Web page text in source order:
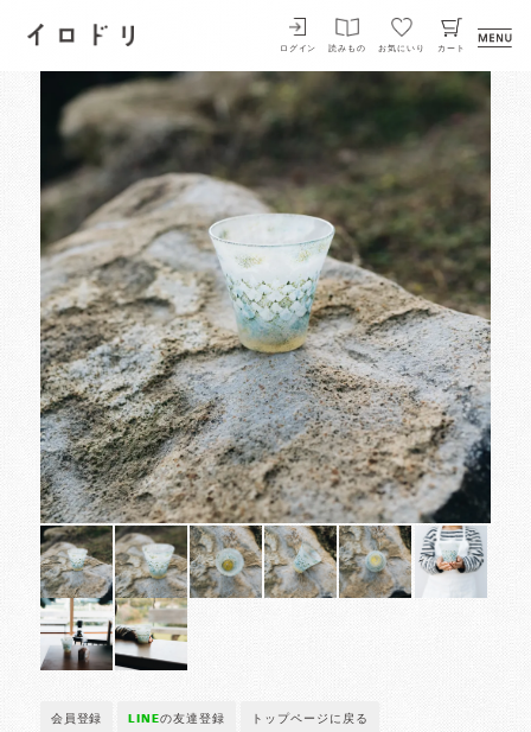
イロドリ
ログイン 読みもの お気にいり カート
会員登録 LINEの友達登録 トップページに戻る